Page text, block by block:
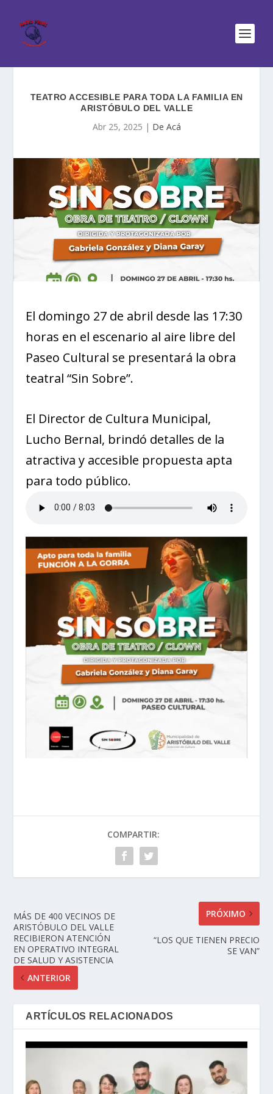
TEATRO ACCESIBLE PARA TODA LA FAMILIA EN
ARISTÓBULO DEL VALLE
Abr 25, 2025 | De Acá
El domingo 27 de abril desde las 17:30
horas en el escenario al aire libre del
Paseo Cultural se presentará la obra
teatral “Sin Sobre”.
El Director de Cultura Municipal,
Lucho Bernal, brindó detalles de la
atractiva y accesible propuesta apta
para todo público.
COMPARTIR:
MÁS DE 400 VECINOS DE
ARISTÓBULO DEL VALLE
RECIBIERON ATENCIÓN
EN OPERATIVO INTEGRAL
DE SALUD Y ASISTENCIA
ANTERIOR
PRÓXIMO
“LOS QUE TIENEN PRECIO
SE VAN”
ARTÍCULOS RELACIONADOS